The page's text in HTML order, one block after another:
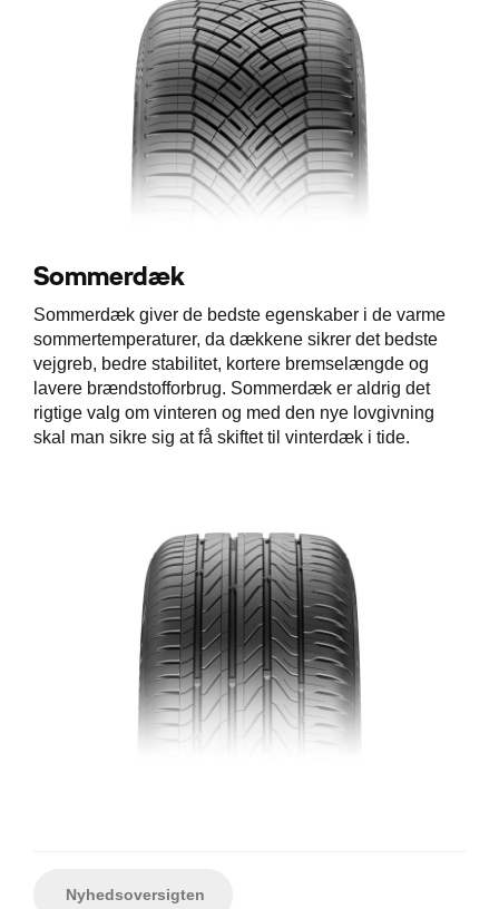
Sommerdæk
Sommerdæk giver de bedste egenskaber i de varme
sommertemperaturer, da dækkene sikrer det bedste
vejgreb, bedre stabilitet, kortere bremselængde og
lavere brændstofforbrug. Sommerdæk er aldrig det
rigtige valg om vinteren og med den nye lovgivning
skal man sikre sig at få skiftet til vinterdæk i tide.
Nyhedsoversigten